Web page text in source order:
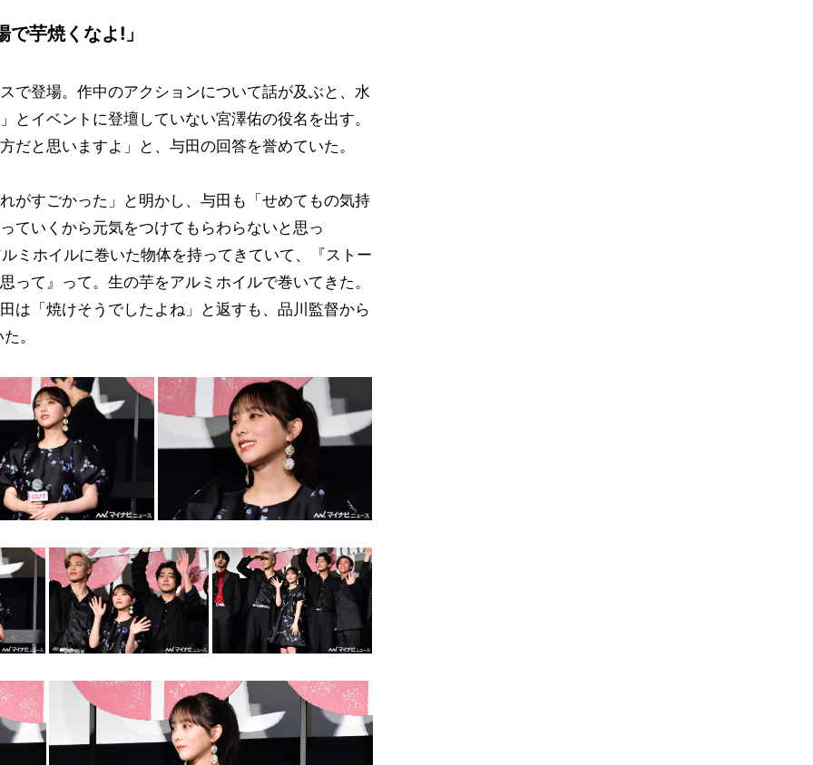
芋焼くなよ!」
で登場。作中のアクションについて話が及ぶと、水
とイベントに登壇していない宮澤佑の役名を出す。
だと思いますよ」と、与田の回答を誉めていた。
がすごかった」と明かし、与田も「せめてもの気持
ていくから元気をつけてもらわらないと思っ
ミホイルに巻いた物体を持ってきていて、『ストー
って』って。生の芋をアルミホイルで巻いてきた。
は「焼けそうでしたよね」と返すも、品川監督から
。